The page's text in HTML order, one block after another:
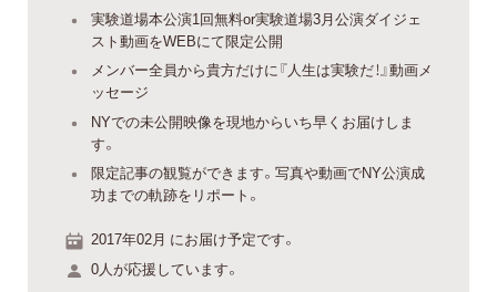
実験道場本公演1回無料or実験道場3月公演ダイジェ
スト動画をWEBにて限定公開
メンバー全員から貴方だけに『人生は実験だ！』動画メ
ッセージ
NYでの未公開映像を現地からいち早くお届けしま
す。
限定記事の観覧ができます。写真や動画でNY公演成
功までの軌跡をリポート。
2017年02月 にお届け予定です。
0人が応援しています。